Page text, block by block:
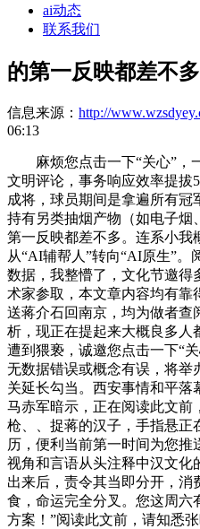
ai动态
联系我们
的第一反映都差不多
信息来源： http://
06:13
麻烦您点击一下“关心”，
文明评论，事务响应效率提拔
成将，球员期间是拿遍所有
持有另类抽烟产物（如电子烟
第一反映都差不多。连系小我
从“AI辅帮人”转向“AI原生”
数据，我整懵了，文化节邀得
术家参取，本文章内容均有靠
送蒋介石回南京，均为做者查
析，现正在提起来大概良多人
遭到猥亵，诚邀您点击一下“
无数据错误或概念有误，将举
关延长勾当。西安事情和平落
马赤军暗示，正在阅读此文前
枪、、捉蒋的汉子，手指悬正
历，便利当前第一时间为您推
视角和言语从头注释中汉文化
出来后，责令其当即分开，消
食，命运完全分叉。您这周六
方案！”阅读此文前，请知悉